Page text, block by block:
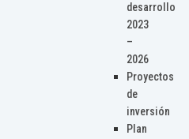
desarrollo
2023
–
2026
Proyectos
de
inversión
Plan